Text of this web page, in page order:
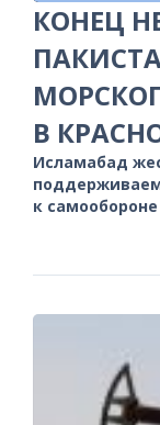
КОНЕЦ
В
Исламабад
к самообороне